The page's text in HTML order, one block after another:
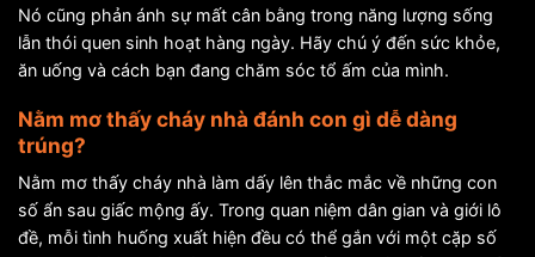
Nó cũng phản ánh sự mất cân bằng trong năng lượng sống
lẫn thói quen sinh hoạt hàng ngày. Hãy chú ý đến sức khỏe,
ăn uống và cách bạn đang chăm sóc tổ ấm của mình.
Nằm mơ thấy cháy nhà đánh con gì dễ dàng
trúng?
Nằm mơ thấy cháy nhà làm dấy lên thắc mắc về những con
số ẩn sau giấc mộng ấy. Trong quan niệm dân gian và giới lô
đề, mỗi tình huống xuất hiện đều có thể gắn với một cặp số